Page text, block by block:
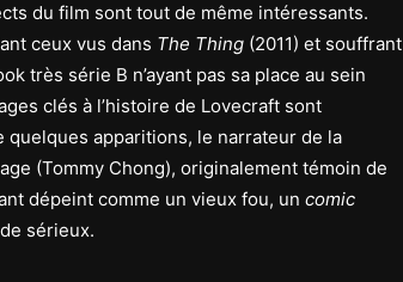
du film sont tout de même intéressants.
ceux vus dans The Thing (2011) et souffrant
très série B n’ayant pas sa place au sein
clés à l’histoire de Lovecraft sont
quelques apparitions, le narrateur de la
(Tommy Chong), originalement témoin de
dépeint comme un vieux fou, un comic
sérieux.